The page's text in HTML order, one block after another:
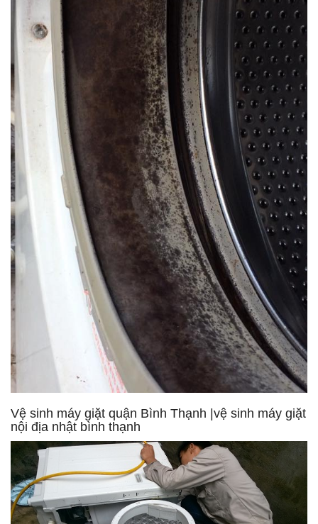
Vệ sinh máy giặt quận Bình Thạnh |vệ sinh máy giặt
nội địa nhật bình thạnh